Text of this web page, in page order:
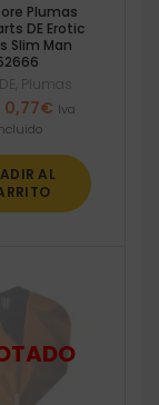
Plumas
DE Erotic
Slim Man
Plumas
El
precio
era:
0,86€.
0,77€ El
0,77€.
Iva
AL